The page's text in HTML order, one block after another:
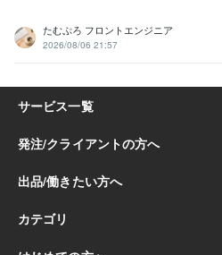
たむぷろ フロントエンジニア
2026/08/06 21:57